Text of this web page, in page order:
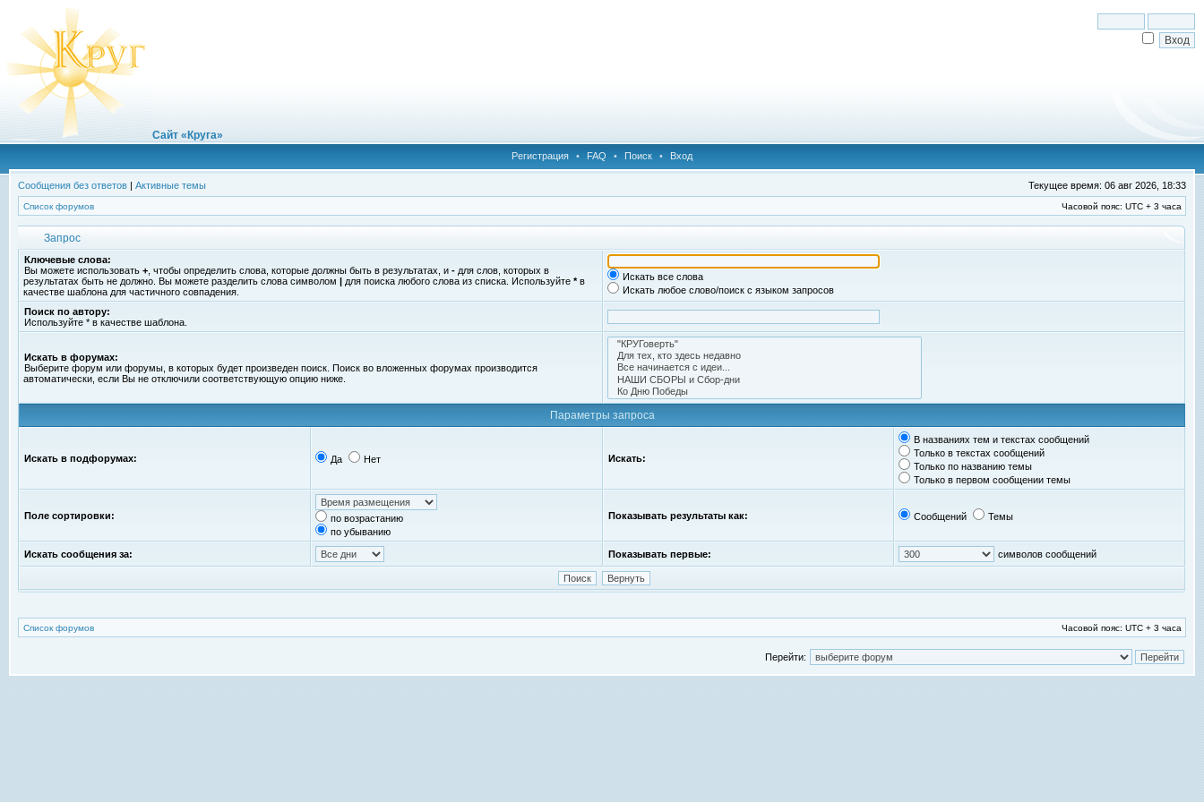
Сайт «Круга»
Регистрация • FAQ • Поиск • Вход
Сообщения без ответов | Активные темы Текущее время: 06 авг 2026, 18:33
Список форумов Часовой пояс: UTC + 3 часа
Запрос
Ключевые слова:
Вы можете использовать + , чтобы определить слова, которые должны быть в результатах, и - для слов, которых в
результатах быть не должно. Вы можете разделить слова символом | для поиска любого слова из списка. Используйте *в
качестве шаблона для частичного совпадения.
Искать все слова
Искать любое слово/поиск с языком запросов
Поиск по автору:
Используйте * в качестве шаблона.
Искать в форумах:
Выберите форум или форумы, в которых будет произведен поиск. Поиск во вложенных форумах производится
автоматически, если Вы не отключили соответствующую опцию ниже.
Параметры запроса
Искать в подфорумах: Да Нет Искать:
В названиях тем и текстах сообщений
Только в текстах сообщений
Только по названию темы
Только в первом сообщении темы
Поле сортировки:
по возрастанию
по убыванию
Показывать результаты как: Сообщений Темы
Искать сообщения за: Показывать первые: символов сообщений
Список форумов Часовой пояс: UTC + 3 часа
Перейти: